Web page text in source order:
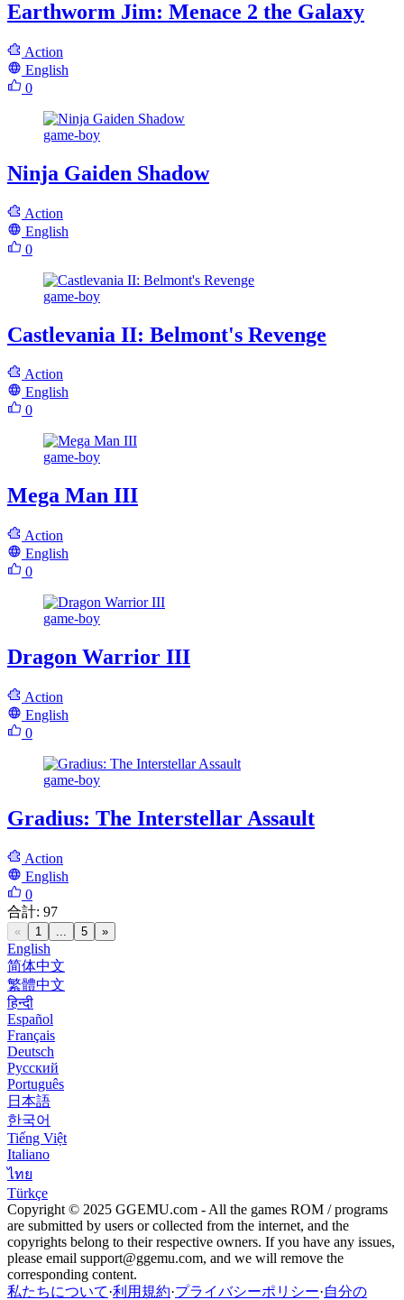
Earthworm Jim: Menace 2 the Galaxy
Action
English
0
game-boy
Ninja Gaiden Shadow
Action
English
0
game-boy
Castlevania II: Belmont's Revenge
Action
English
0
game-boy
Mega Man III
Action
English
0
game-boy
Dragon Warrior III
Action
English
0
game-boy
Gradius: The Interstellar Assault
Action
English
0
合計: 97
« 1 5 »
English
简体中文
繁體中文
हिन्दी
Español
Français
Deutsch
Русский
Português
日本語
한국어
Tiếng Việt
Italiano
ไทย
Türkçe
Copyright © 2025 GGEMU.com - All the games ROM / programs
are submitted by users or collected from the internet, and the
copyrights belong to their respective owners. If you have any issues,
please email support@ggemu.com, and we will remove the
corresponding content.
私たちについて·利用規約·プライバシーポリシー·自分の